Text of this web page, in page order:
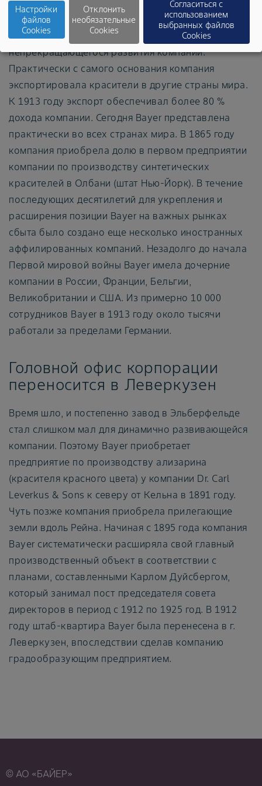
Офисное здание в г. Олбани
(штат Нью-Йорк), 1908 г.
фактором
непрекращающегося развития компании.
Практически с самого основания компания
экспортировала красители в другие страны мира.
К 1913 году экспорт обеспечивал более 80 %
дохода компании. Сегодня Bayer представлена
практически во всех странах мира. В 1865 году
компания приобрела долю в первом предприятии
компании по производству синтетических
красителей в Олбани (штат Нью-Йорк). В течение
последующих десятилетий для укрепления и
расширения позиции Bayer на важных рынках
сбыта было создано еще несколько иностранных
аффилированных компаний. Незадолго до начала
Первой мировой войны Bayer имела дочерние
компании в России, Франции, Бельгии,
Великобритании и США. Из примерно 10 000
сотрудников Bayer в 1913 году около тысячи
работали за пределами Германии.
Головной офис корпорации
переносится в Леверкузен
Время шло, и постепенно завод в Эльберфельде
стал слишком мал для динамично развивающейся
компании. Поэтому Bayer приобретает
предприятие по производству ализарина
(красителя красного цвета) у компании Dr. Carl
Leverkus & Sons к северу от Кельна в 1891 году.
Чуть позже компания приобрела прилегающие
земли вдоль Рейна. Начиная с 1895 года компания
Bayer систематически расширяла свой главный
производственный объект в соответствии с
планами, составленными Карлом Дуйсбергом,
который занимал пост председателя совета
директоров в период с 1912 по 1925 год. В 1912
году штаб-квартира Bayer была перенесена в г.
Леверкузен, впоследствии сделав компанию
градообразующим предприятием.
© АО «БАЙЕР»
Настройки
файлов
Cookies
Отклонить
необязательные
Cookies
Согласиться с
использованием
выбранных файлов
Cookies